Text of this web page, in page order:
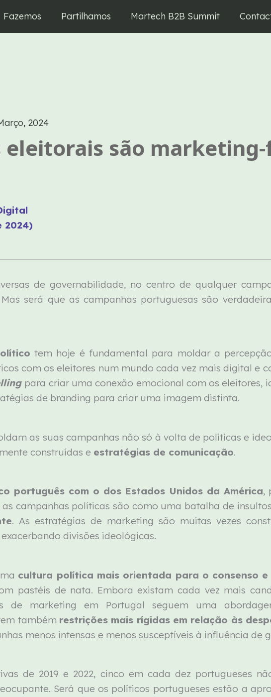
Fazemos Partilhamos Martech B2B Summit
2024
eleitorais são
2024)
de governabilidade, no centro de qualquer
será que as campanhas portuguesas são
tem hoje é fundamental para moldar a
com os eleitores num mundo cada vez mais digital e
para criar uma conexão emocional com os eleitores,
de branding para criar uma imagem distinta.
as suas campanhas não só à volta de políticas e
construídas e estratégias de comunicação.
português com o dos Estados Unidos da América,
as campanhas políticas são como uma batalha de
. As estratégias de marketing são muitas vezes
exacerbando divisões ideológicas.
cultura política mais orientada para o consenso
pastéis de nata. Embora existam cada vez mais
de marketing em Portugal seguem uma
também restrições mais rígidas em relação às
menos intensas e menos susceptíveis à influência de
de 2019 e 2022, cinco em cada dez portugueses
Será que os políticos portugueses estão a